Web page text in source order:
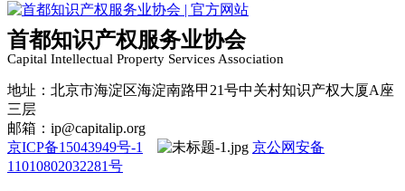
首都知识产权服务业协会
Capital Intellectual Property Services Association
地址：北京市海淀区海淀南路甲21号中关村知识产权大厦A座
三层
邮箱：ip@capitalip.org
京ICP备15043949号-1
京公网安备
11010802032281号